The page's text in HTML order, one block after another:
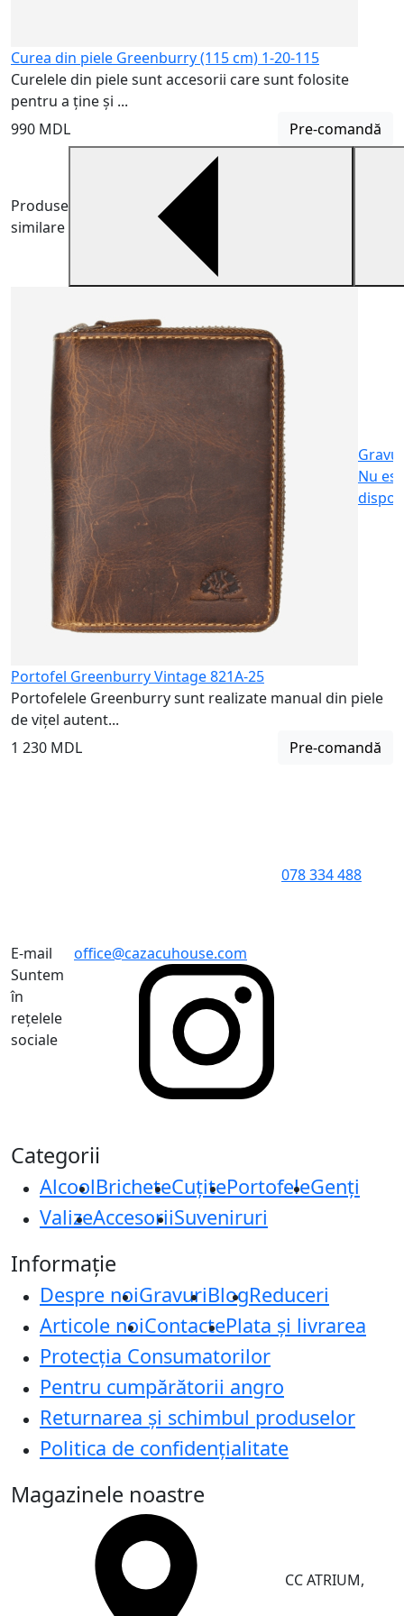
Curea din piele Greenburry (115 cm) 1-20-115
Curelele din piele sunt accesorii care sunt folosite
pentru a ține și ...
990 MDL
Pre-comandă
Produse
similare
Nu
Portofel Greenburry Vintage 821A-25
Portofelele Greenburry sunt realizate manual din piele
de vițel autent...
1 230 MDL
Pre-comandă
078 334 488
E-mail
office@cazacuhouse.com
Suntem
în
rețelele
sociale
Categorii
AlcoolBricheteCuțitePortofeleGenți
ValizeAccesoriiSuveniruri
Informație
Despre noiGravuriBlogReduceri
Articole noiContactePlata și livrarea
Protecţia Consumatorilor
Pentru cumpărătorii angro
Returnarea și schimbul produselor
Politica de confidențialitate
Magazinele noastre
CC ATRIUM,